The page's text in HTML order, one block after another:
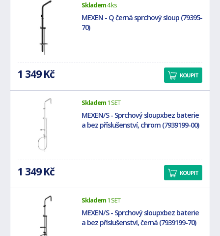
Skladem4 ks
MEXEN - Q černá sprchový sloup (79395-
70)
1 349 Kč KOUPIT
Skladem1 SET
MEXEN/S - Sprchový sloupxbez baterie
a bez příslušenství, chrom (7939199-00)
1 349 Kč KOUPIT
Skladem1 SET
MEXEN/S - Sprchový sloupxbez baterie
a bez příslušenství, černá (7939199-70)